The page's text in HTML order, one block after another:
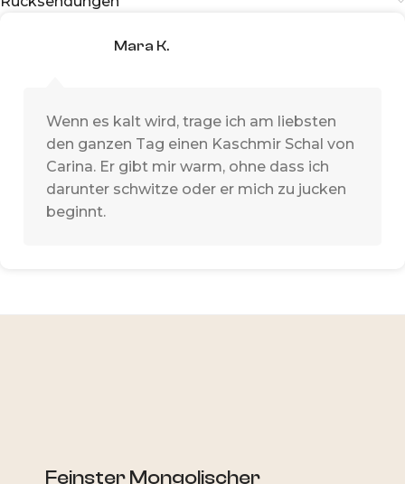
Mara K.
Wenn es kalt wird, trage ich am liebsten
den ganzen Tag einen Kaschmir Schal von
Carina. Er gibt mir warm, ohne dass ich
darunter schwitze oder er mich zu jucken
beginnt.
Feinster Mongolischer